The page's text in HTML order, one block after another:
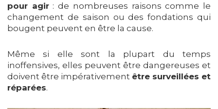
pour agir: de nombreuses raisons comme le
changement de saison ou des fondations qui
bougent peuvent en être la cause.
Même si elle sont la plupart du temps
inoffensives, elles peuvent être dangereuses et
doivent être impérativement être surveillées et
réparées.